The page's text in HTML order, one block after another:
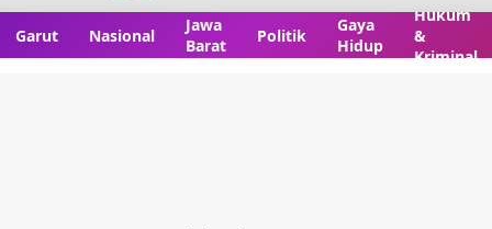
Garut Nasional
Jawa
Barat
Politik
Gaya
Hidup
Hukum
&
Kriminal